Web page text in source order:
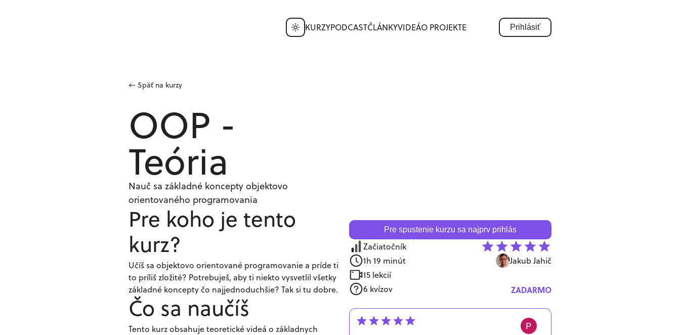
KURZYPODCASTČLÁNKYVIDEÁO PROJEKTE Prihlásiť
← Späť na kurzy
OOP -
Teória
Nauč sa základné koncepty objektovo
orientovaného programovania
Pre koho je tento
kurz?
Učíš sa objektovo orientované programovanie a príde ti
to príliš zložité? Potrebuješ, aby ti niekto vysvetlil všetky
základné koncepty čo najjednoduchšie? Tak si tu dobre.
Čo sa naučíš
Tento kurz obsahuje teoretické videá o základnych
Pre spustenie kurzu sa najprv prihlás
Začiatočník
1h 19 minút
15 lekcií
6 kvízov
Jakub Jahič
ZADARMO